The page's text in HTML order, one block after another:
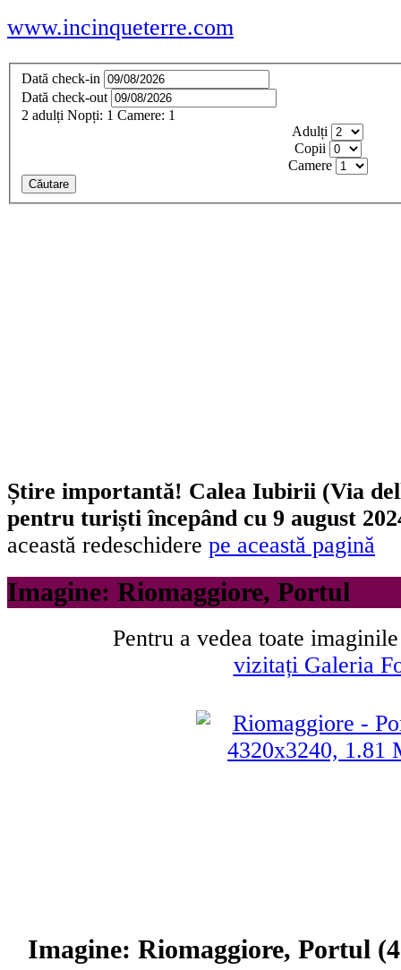
www.incinqueterre.com
Dată check-in
Dată check-out
2 adulți Nopți: 1 Camere: 1
Adulți
Copii
Camere
Căutare
Știre importantă! Calea Iubirii (Via
pentru turiști începând cu 9 august
această redeschidere pe această pagină
Imagine: Riomaggiore, Portul
Pentru a vedea toate
vizitați Galeria
Imagine: Riomaggiore, Portul